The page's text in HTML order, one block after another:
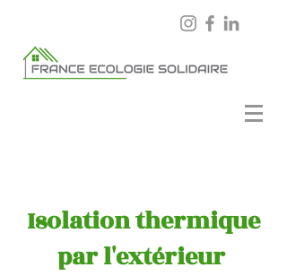
Isolationthermique
par l'extérieur